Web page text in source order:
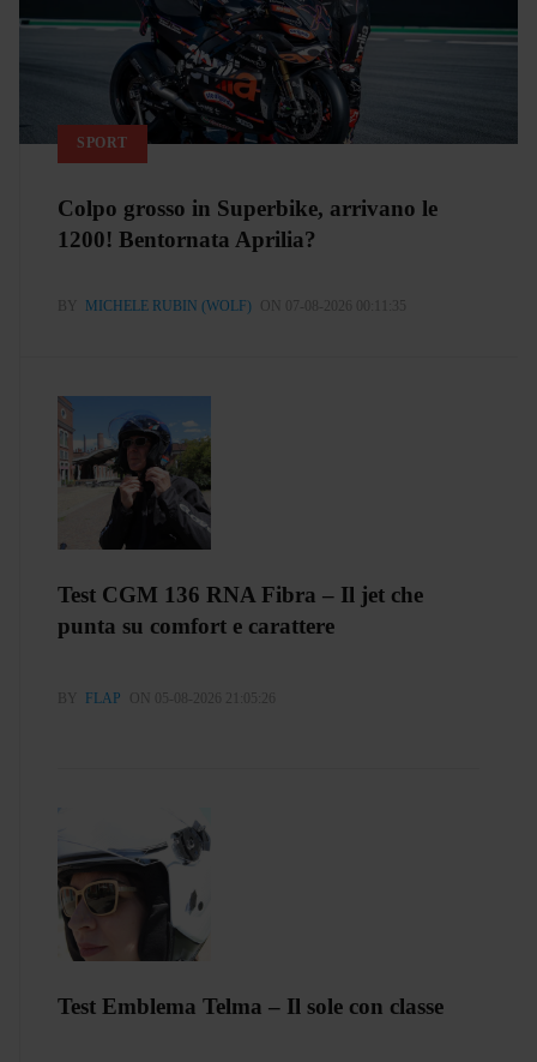
SPORT
Colpo grosso in Superbike, arrivano le
1200! Bentornata Aprilia?
BY MICHELE RUBIN (WOLF) ON 07-08-2026 00:11:35
Test CGM 136 RNA Fibra – Il jet che
punta su comfort e carattere
BY FLAP ON 05-08-2026 21:05:26
Test Emblema Telma – Il sole con classe